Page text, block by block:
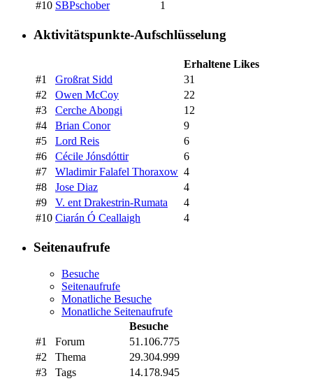
#10 SBPschober 1
Aktivitätspunkte-Aufschlüsselung
Erhaltene Likes
#1
Großrat Sidd
31
#2
Owen McCoy
22
#3
Cerche Abongi
12
#4
Brian Conor
9
#5
Lord Reis
6
#6
Cécile Jónsdóttir
6
#7
Wladimir Falafel Thoraxow 4
#8
Jose Diaz
4
#9
V. ent Drakestrin-Rumata
4
#10 Ciarán Ó Ceallaigh 4
Seitenaufrufe
Besuche
Seitenaufrufe
Monatliche Besuche
Monatliche Seitenaufrufe
Besuche
#1
Forum
51.106.775
#2
Thema
29.304.999
#3
Tags
14.178.945